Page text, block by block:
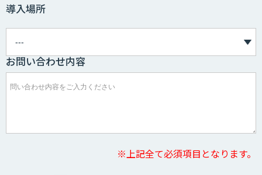
導入場所
お問い合わせ内容
※上記全て必須項目となります。